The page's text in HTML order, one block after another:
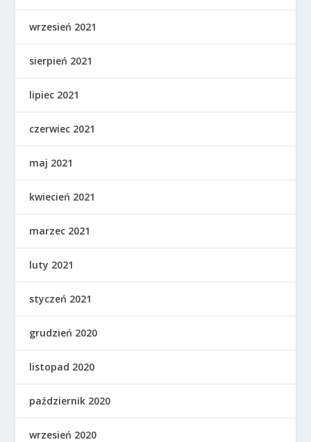
wrzesień 2021
sierpień 2021
lipiec 2021
czerwiec 2021
maj 2021
kwiecień 2021
marzec 2021
luty 2021
styczeń 2021
grudzień 2020
listopad 2020
październik 2020
wrzesień 2020